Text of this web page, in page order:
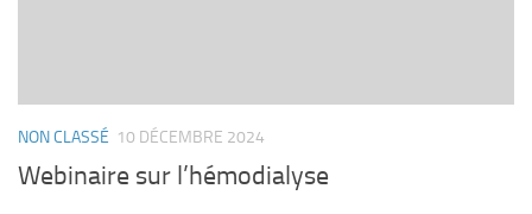
NON CLASSÉ 10 DÉCEMBRE 2024
Webinaire sur l’hémodialyse